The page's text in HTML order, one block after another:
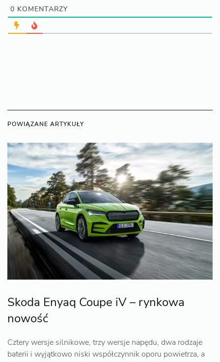
0 KOMENTARZY
POWIĄZANE ARTYKUŁY
Skoda Enyaq Coupe iV – rynkowa
nowość
Cztery wersje silnikowe, trzy wersje napędu, dwa rodzaje
baterii i wyjątkowo niski współczynnik oporu powietrza, a